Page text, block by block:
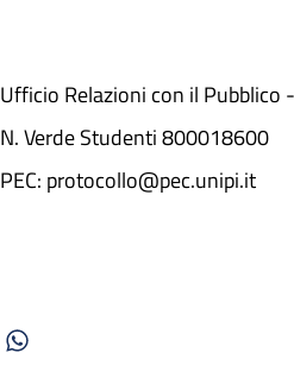
Ufficio Relazioni con il Pubblico
N. Verde Studenti 800018600​
PEC: protocollo@pec.unipi.it